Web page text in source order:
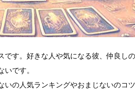
す。好きな人や気になる彼、仲良し
です。
の人気ランキングやおまじないのコ